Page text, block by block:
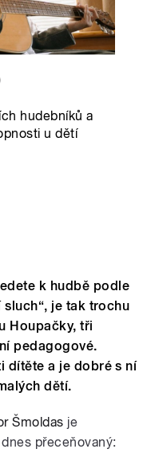
hudebníků a
u dětí
k hudbě podle
je tak trochu
Houpačky, tři
pedagogové.
dítěte a je dobré s ní
dětí.
Šmoldas je
přeceňovaný: